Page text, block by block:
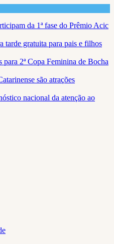
da 1ª fase do Prêmio Acic
tarde gratuita para pais e filhos
2ª Copa Feminina de Bocha
são atrações
nacional da atenção ao